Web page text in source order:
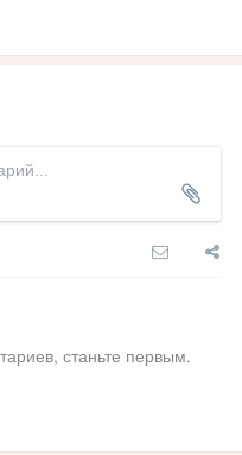
станьте первым.